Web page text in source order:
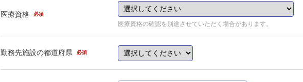
医療資格 必須
医療資格の確認を別途させていただく場合があります。
勤務先施設の都道府県 必須